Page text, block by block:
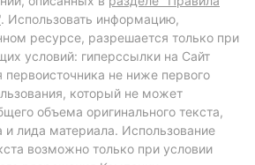
. Использовать информацию,
ресурсе, разрешается только при
условий: гиперссылки на Сайт
первоисточника не ниже первого
который не может
объема оригинального текста,
и лида материала. Использование
возможно только при условии